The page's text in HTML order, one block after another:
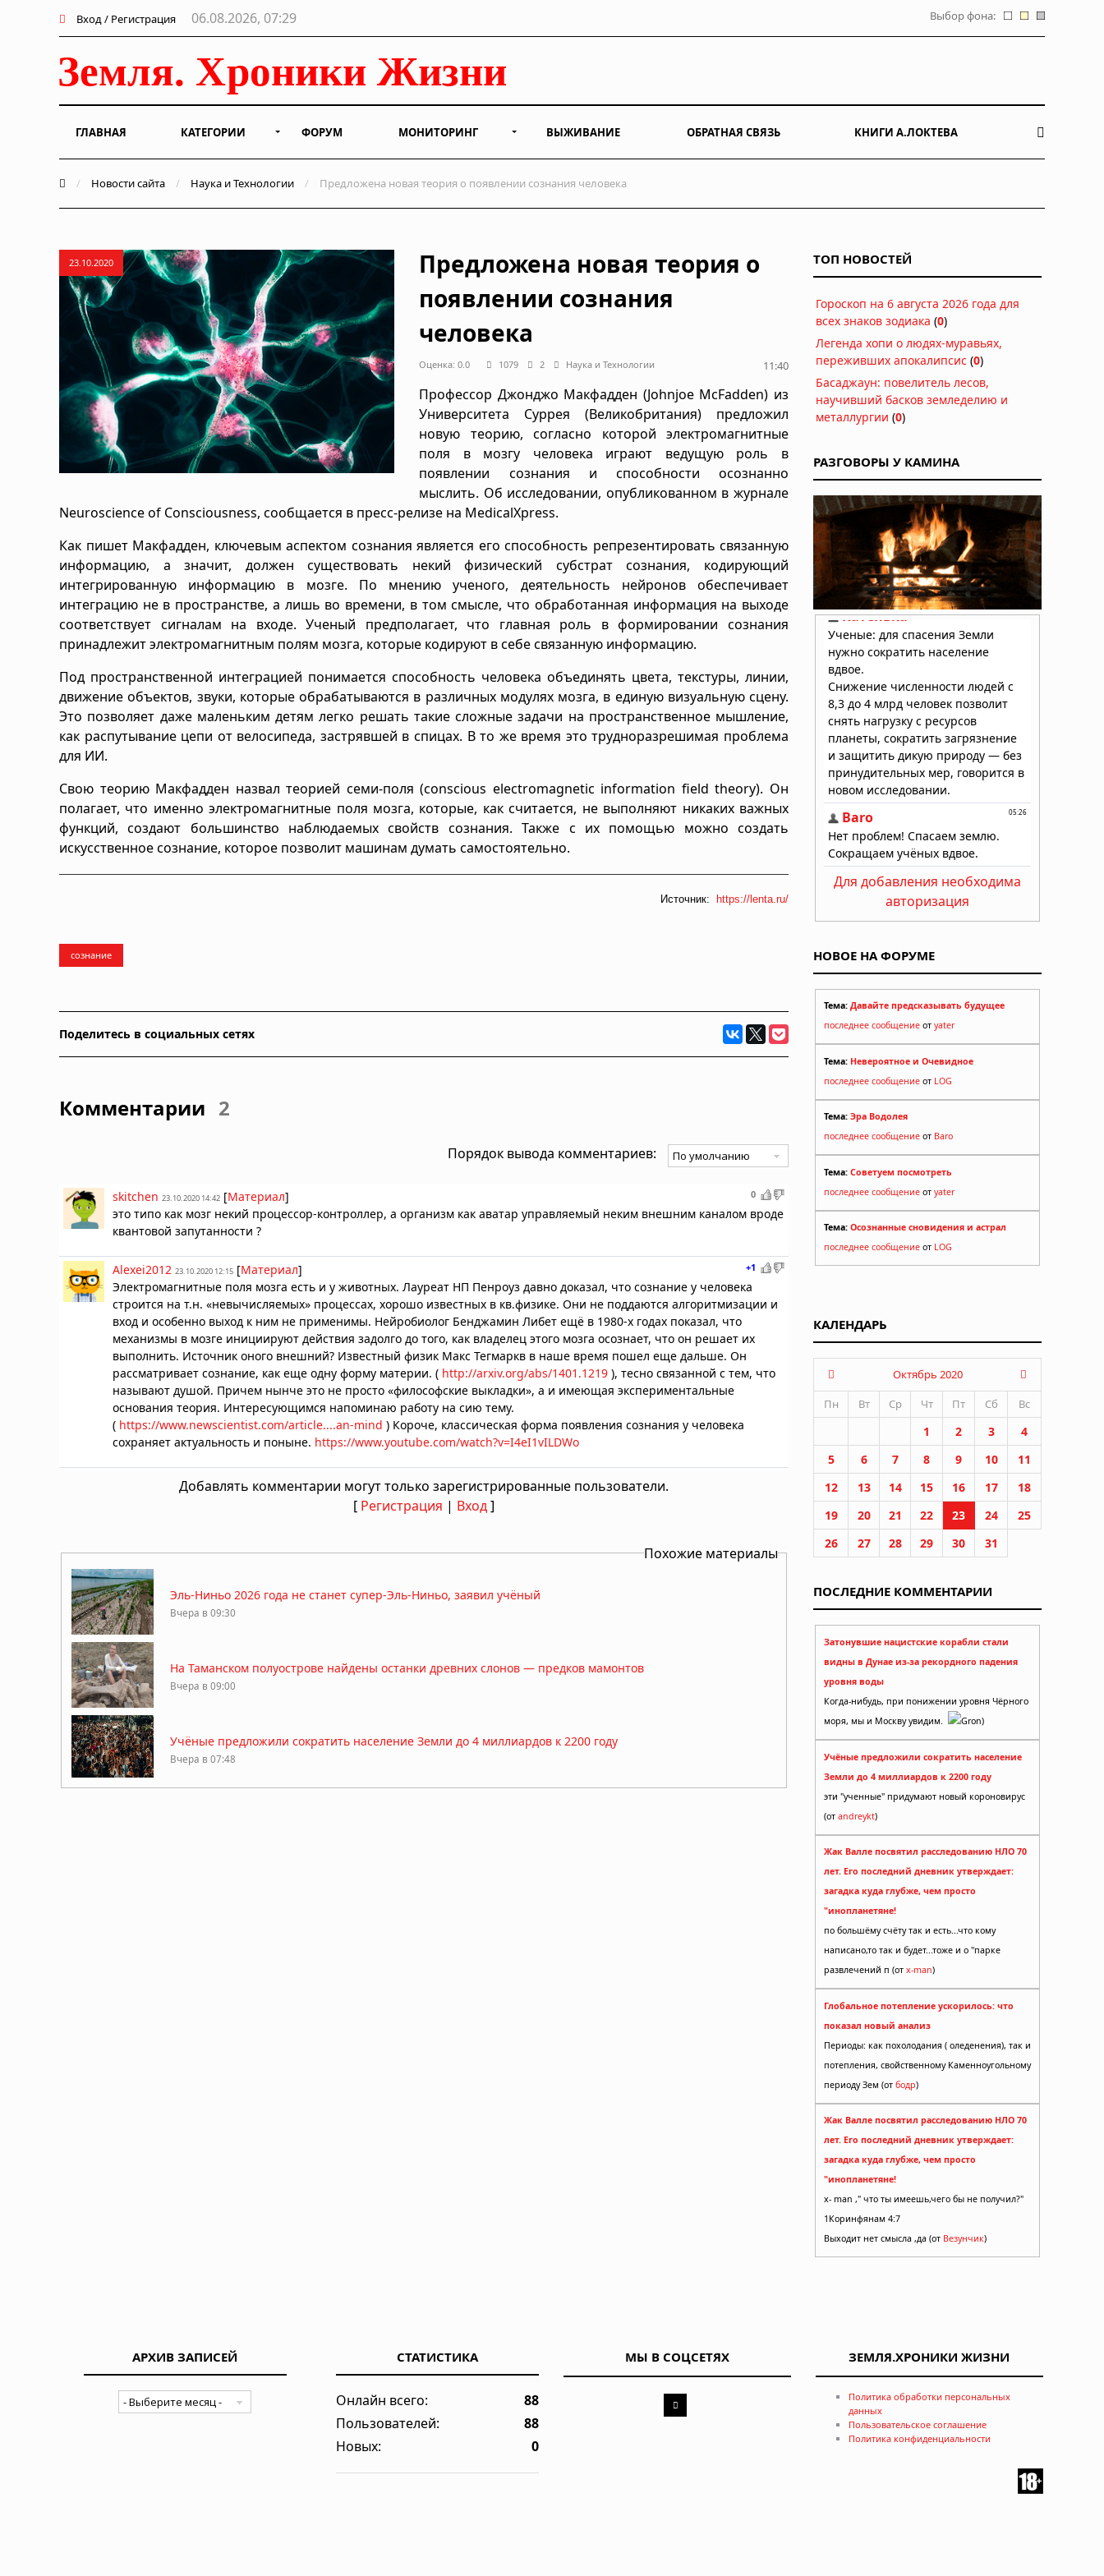
Вход / Регистрация 06.08.2026, 07:29 Выбор фона:
ГЛАВНАЯ КАТЕГОРИИ ФОРУМ МОНИТОРИНГ ВЫЖИВАНИЕ ОБРАТНАЯ СВЯЗЬ КНИГИ А.ЛОКТЕВА
/ Новости сайта / Наука и Технологии / Предложена новая теория о появлении сознания человека
23.10.2020
Предложена новая теория о
появлении сознания
человека
Оценка: 0.0 1079 2 Наука и Технологии 11:40
Профессор Джонджо Макфадден (Johnjoe McFadden) из
Университета Суррея (Великобритания) предложил
новую теорию, согласно которой электромагнитные
поля в мозгу человека играют ведущую роль в
появлении сознания и способности осознанно
мыслить. Об исследовании, опубликованном в журнале
Neuroscience of Consciousness, сообщается в пресс-релизе на MedicalXpress.
Как пишет Макфадден, ключевым аспектом сознания является его способность репрезентировать связанную
информацию, а значит, должен существовать некий физический субстрат сознания, кодирующий
интегрированную информацию в мозге. По мнению ученого, деятельность нейронов обеспечивает
интеграцию не в пространстве, а лишь во времени, в том смысле, что обработанная информация на выходе
соответствует сигналам на входе. Ученый предполагает, что главная роль в формировании сознания
принадлежит электромагнитным полям мозга, которые кодируют в себе связанную информацию.
Под пространственной интеграцией понимается способность человека объединять цвета, текстуры, линии,
движение объектов, звуки, которые обрабатываются в различных модулях мозга, в единую визуальную сцену.
Это позволяет даже маленьким детям легко решать такие сложные задачи на пространственное мышление,
как распутывание цепи от велосипеда, застрявшей в спицах. В то же время это трудноразрешимая проблема
для ИИ.
Свою теорию Макфадден назвал теорией семи-поля (conscious electromagnetic information field theory). Он
полагает, что именно электромагнитные поля мозга, которые, как считается, не выполняют никаких важных
функций, создают большинство наблюдаемых свойств сознания. Также с их помощью можно создать
искусственное сознание, которое позволит машинам думать самостоятельно.
Источник: https://lenta.ru/
сознание
Поделитесь в социальных сетях
Комментарии 2
Порядок вывода комментариев:
0
skitchen 23.10.2020 14:42 [Материал]
это типо как мозг некий процессор-контроллер, а организм как аватар управляемый неким внешним каналом вроде
квантовой запутанности ?
+1
Alexei2012 23.10.2020 12:15 [Материал]
Электромагнитные поля мозга есть и у животных. Лауреат НП Пенроуз давно доказал, что сознание у человека
строится на т.н. «невычисляемых» процессах, хорошо известных в кв.физике. Они не поддаются алгоритмизации и
вход и особенно выход к ним не применимы. Нейробиолог Бенджамин Либет ещё в 1980-х годах показал, что
механизмы в мозге инициируют действия задолго до того, как владелец этого мозга осознает, что он решает их
выполнить. Источник оного внешний? Известный физик Макс Тегмаркв в наше время пошел еще дальше. Он
рассматривает сознание, как еще одну форму материи. ( http://arxiv.org/abs/1401.1219 ), тесно связанной с тем, что
называют душой. Причем нынче это не просто «философские выкладки», а и имеющая экспериментальные
основания теория. Интересующимся напоминаю работу на сию тему.
( https://www.newscientist.com/article....an-mind ) Короче, классическая форма появления сознания у человека
сохраняет актуальность и поныне. https://www.youtube.com/watch?v=I4eI1vILDWo
Добавлять комментарии могут только зарегистрированные пользователи.
[ Регистрация | Вход]
Похожие материалы
Эль-Ниньо 2026 года не станет супер-Эль-Ниньо, заявил учёный
Вчера в 09:30
На Таманском полуострове найдены останки древних слонов — предков мамонтов
Вчера в 09:00
Учёные предложили сократить население Земли до 4 миллиардов к 2200 году
Вчера в 07:48
ТОП НОВОСТЕЙ
Гороскоп на 6 августа 2026 года для
всех знаков зодиака (0)
Легенда хопи о людях-муравьях,
переживших апокалипсис (0)
Басаджаун: повелитель лесов,
научивший басков земледелию и
металлургии (0)
РАЗГОВОРЫ У КАМИНА
Для добавления необходима
авторизация
НОВОЕ НА ФОРУМЕ
Тема: Давайте предсказывать будущее
последнее сообщение от yater
Тема: Невероятное и Очевидное
последнее сообщение от LOG
Тема: Эра Водолея
последнее сообщение от Baro
Тема: Советуем посмотреть
последнее сообщение от yater
Тема: Осознанные сновидения и астрал
последнее сообщение от LOG
КАЛЕНДАРЬ
Октябрь 2020
Пн
Вт Ср Чт Пт Сб Вс
1 2 3
4
5
6 7 8 9 10
11
12
13 14 15 16 17
18
19
20 21 22 23 24
25
26
27 28 29 30 31
ПОСЛЕДНИЕ КОММЕНТАРИИ
Затонувшие нацистские корабли стали
видны в Дунае из-за рекордного падения
уровня воды
Когда-нибудь, при понижении уровня Чёрного
моря, мы и Москву увидим.
Gron)
Учёные предложили сократить население
Земли до 4 миллиардов к 2200 году
эти "ученные" придумают новый короновирус
(от andreykt)
Жак Валле посвятил расследованию НЛО 70
лет. Его последний дневник утверждает:
загадка куда глубже, чем просто
"инопланетяне!
по большёму счёту так и есть...что кому
написано,то так и будет...тоже и о "парке
развлечений п (от x-man)
Глобальное потепление ускорилось: что
показал новый анализ
Периоды: как похолодания ( оледенения), так и
потепления, свойственному Каменноугольному
периоду Зем (от бодр)
Жак Валле посвятил расследованию НЛО 70
лет. Его последний дневник утверждает:
загадка куда глубже, чем просто
"инопланетяне!
x- man ," что ты имеешь,чего бы не получил?"
1Коринфянам 4:7
Выходит нет смысла ,да (от Везунчик)
АРХИВ ЗАПИСЕЙ СТАТИСТИКА
Онлайн всего:
88
Пользователей:
88
Новых:
0
МЫ В СОЦСЕТЯХ ЗЕМЛЯ.ХРОНИКИ ЖИЗНИ
Политика обработки персональных
данных
Пользовательское соглашение
Политика конфиденциальности